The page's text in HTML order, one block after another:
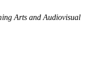
Arts and Audiovisual